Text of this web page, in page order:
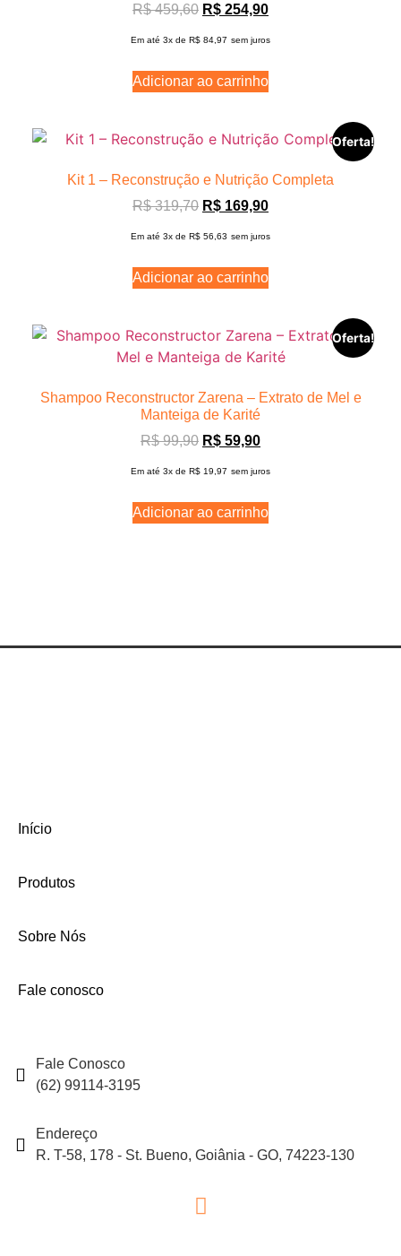
R$459,60 R$ 254,90
Em até 3x de R$ 84,97 sem juros
Adicionar ao carrinho
Oferta!
Kit 1 – Reconstrução e Nutrição Completa
R$319,70 R$ 169,90
Em até 3x de R$ 56,63 sem juros
Adicionar ao carrinho
Oferta!
Shampoo Reconstructor Zarena – Extrato de Mel e
Manteiga de Karité
R$99,90 R$ 59,90
Em até 3x de R$ 19,97 sem juros
Adicionar ao carrinho
Início
Produtos
Sobre Nós
Fale conosco
Fale Conosco
(62) 99114-3195
Endereço
R. T-58, 178 - St. Bueno, Goiânia - GO, 74223-130